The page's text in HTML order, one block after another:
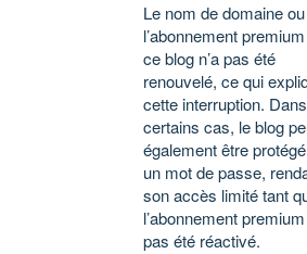
Le nom de domaine ou
l’abonnement
ce blog n’a pas été
renouvelé, ce qui
cette interruption. Dans
certains cas, le blog
également être
un mot de passe,
son accès limité tant
l’abonnement premium
pas été réactivé.